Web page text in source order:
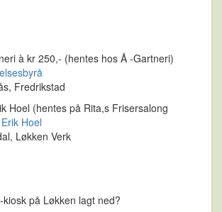
à kr 250,- (hentes hos Å -Gartneri)
Fredrikstad
Hoel (hentes på Rita,s Frisersalong
Erik Hoel
Løkken Verk
på Løkken lagt ned?